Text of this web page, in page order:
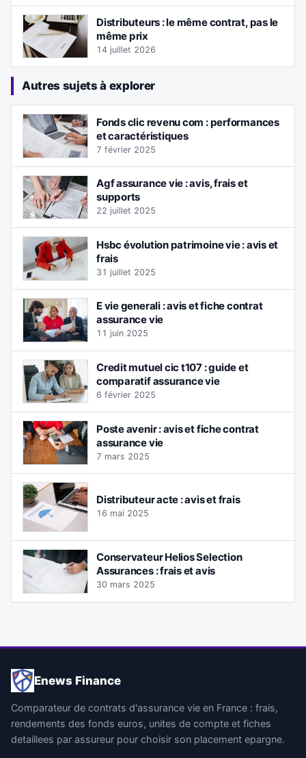
Distributeurs : le même contrat, pas le
même prix
14 juillet 2026
Autres sujets à explorer
Fonds clic revenu com : performances
et caractéristiques
7 février 2025
Agf assurance vie : avis, frais et
supports
22 juillet 2025
Hsbc évolution patrimoine vie : avis et
frais
31 juillet 2025
E vie generali : avis et fiche contrat
assurance vie
11 juin 2025
Credit mutuel cic t107 : guide et
comparatif assurance vie
6 février 2025
Poste avenir : avis et fiche contrat
assurance vie
7 mars 2025
Distributeur acte : avis et frais
16 mai 2025
Conservateur Helios Selection
Assurances : frais et avis
30 mars 2025
Enews Finance
Comparateur de contrats d'assurance vie en France : frais,
rendements des fonds euros, unites de compte et fiches
detaillees par assureur pour choisir son placement epargne.